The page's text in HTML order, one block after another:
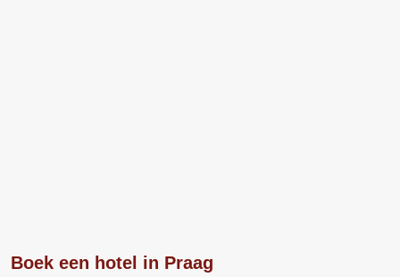
Boek een hotel in Praag